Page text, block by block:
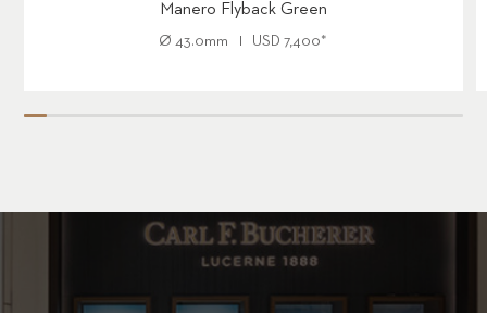
Manero Flyback Green
Ø 43.0mm USD 7,400*